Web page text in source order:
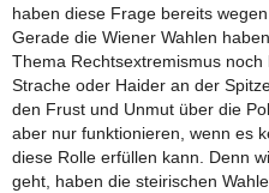
haben diese Frage bereits
Gerade die Wiener Wahlen
Thema Rechtsextremismus
Strache oder Haider an der
den Frust und Unmut über die
aber nur funktionieren, wenn es
diese Rolle erfüllen kann. Denn
geht, haben die steirischen